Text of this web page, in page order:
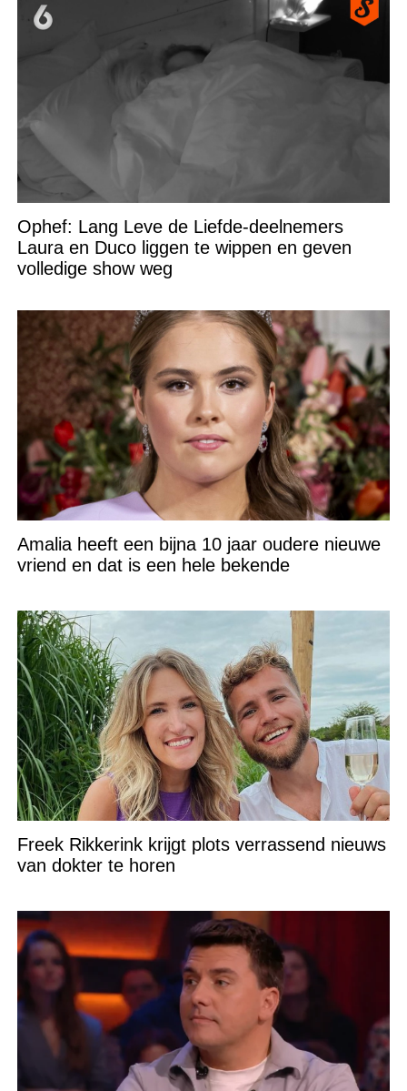
Ophef: Lang Leve de Liefde-deelnemers
Laura en Duco liggen te wippen en geven
volledige show weg
Amalia heeft een bijna 10 jaar oudere nieuwe
vriend en dat is een hele bekende
Freek Rikkerink krijgt plots verrassend nieuws
van dokter te horen